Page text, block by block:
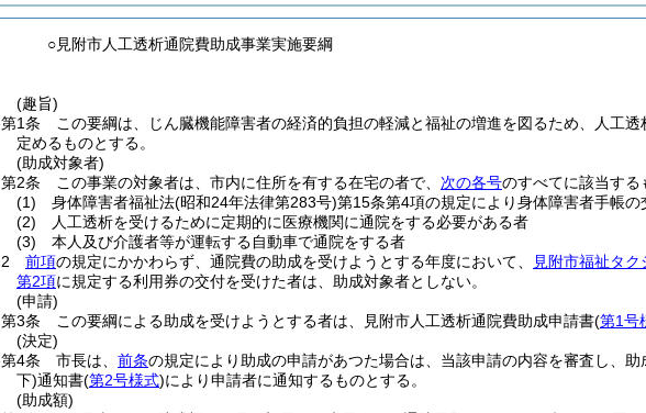
○見附市人工透析通院費助成事業実施要綱
(趣旨)
第1条
この要綱は、じん臓機能障害者の経済的負担の軽減と福祉の増進を図るため、人工
定めるものとする。
(助成対象者)
第2条
この事業の対象者は、市内に住所を有する在宅の者で、 次の各号のすべてに該当する
(1)
身体障害者福祉法(昭和24年法律第283号)第15条第4項の規定により身体障害者手帳
(2)
人工透析を受けるために定期的に医療機関に通院をする必要がある者
(3)
本人及び介護者等が運転する自動車で通院をする者
2
前項の規定にかかわらず、通院費の助成を受けようとする年度において、 見附市福祉タ
第2項に規定する利用券の交付を受けた者は、助成対象者としない。
(申請)
第3条
この要綱による助成を受けようとする者は、見附市人工透析通院費助成申請書(第1号
(決定)
第4条
市長は、 前条の規定により助成の申請があつた場合は、当該申請の内容を審査し、
下)通知書(第2号様式)により申請者に通知するものとする。
(助成額)